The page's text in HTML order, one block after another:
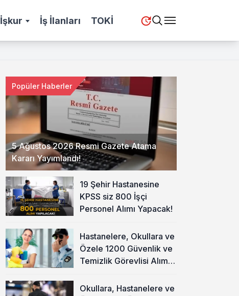
İşkur İş İlanları TOKİ
5 Ağustos 2026 Resmi Gazete Atama
Kararı Yayımlandı!
Popüler Haberler
19 Şehir Hastanesine
KPSS siz 800 İşçi
Personel Alımı Yapacak!
Hastanelere, Okullara ve
Özele 1200 Güvenlik ve
Temizlik Görevlisi Alımı
Okullara, Hastanelere ve